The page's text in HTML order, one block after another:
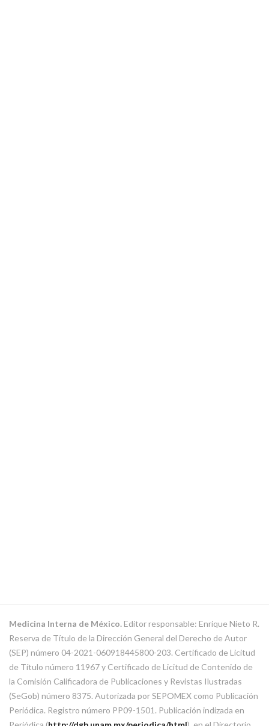
Medicina Interna de México.Editor responsable: Enrique Nieto R.
Reserva de Título de la Dirección General del Derecho de Autor
(SEP) número 04-2021-060918445800-203. Certificado de Licitud
de Título número 11967 y Certificado de Licitud de Contenido de
la Comisión Calificadora de Publicaciones y Revistas Ilustradas
(SeGob) número 8375. Autorizada por SEPOMEX como Publicación
Periódica. Registro número PP09-1501. Publicación indizada en